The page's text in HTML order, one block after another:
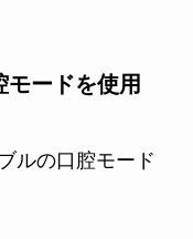
ードを使用
ルの口腔モード